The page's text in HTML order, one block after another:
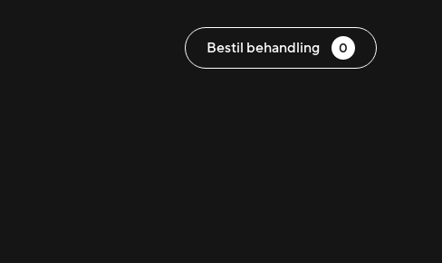
Bestil behandling 0